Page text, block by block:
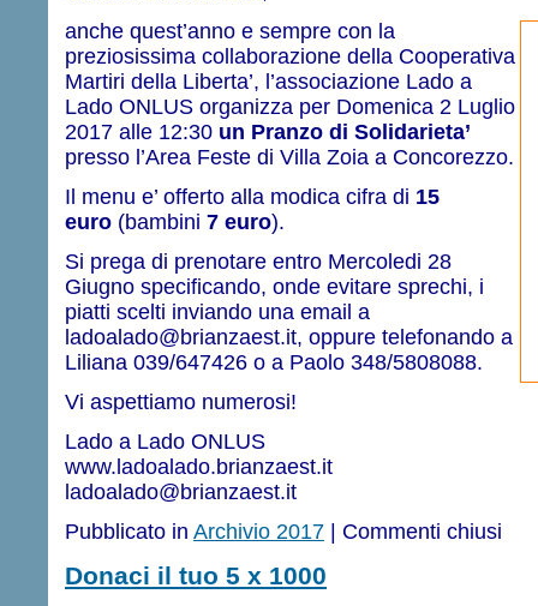
anche quest’anno e sempre con la
preziosissima collaborazione della Cooperativa
Martiri della Liberta’, l’associazione Lado a
Lado ONLUS organizza per Domenica 2 Luglio
2017 alle 12:30 un Pranzo di Solidarieta’
presso l’Area Feste di Villa Zoia a Concorezzo.
Il menu e’ offerto alla modica cifra di 15
euro (bambini 7 euro).
Si prega di prenotare entro Mercoledi 28
Giugno specificando, onde evitare sprechi, i
piatti scelti inviando una email a
ladoalado@brianzaest.it, oppure telefonando a
Liliana 039/647426 o a Paolo 348/5808088.
Vi aspettiamo numerosi!
Lado a Lado ONLUS
www.ladoalado.brianzaest.it
ladoalado@brianzaest.it
Pubblicato in Archivio 2017 Commenti chiusi
Donaci il tuo 5 x 1000